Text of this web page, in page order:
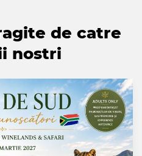
de catre
nostri